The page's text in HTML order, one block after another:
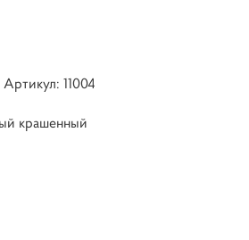
Артикул: 11004
крашенный